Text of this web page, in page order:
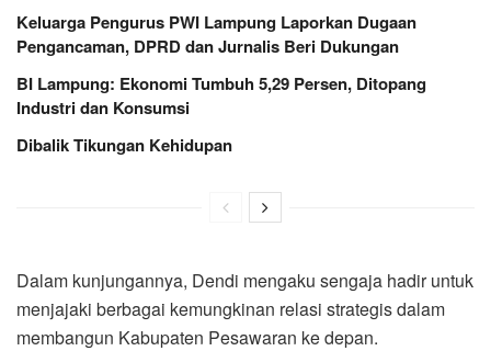
Keluarga Pengurus PWI Lampung Laporkan Dugaan
Pengancaman, DPRD dan Jurnalis Beri Dukungan
BI Lampung: Ekonomi Tumbuh 5,29 Persen, Ditopang
Industri dan Konsumsi
Dibalik Tikungan Kehidupan
Dalam kunjungannya, Dendi mengaku sengaja hadir untuk
menjajaki berbagai kemungkinan relasi strategis dalam
membangun Kabupaten Pesawaran ke depan.